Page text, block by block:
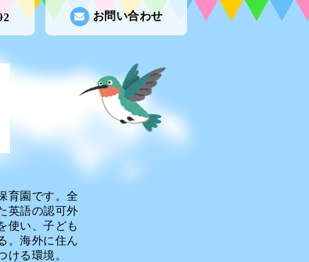
お問い合わせ
育園です。全
英語の認可外
使い、子ども
。海外に住ん
る環境。